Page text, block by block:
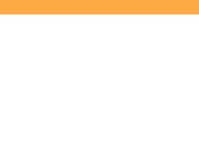
vanVan